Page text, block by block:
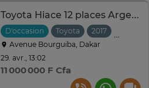
Toyota Hiace 12 places Argent avec galerie toit
D'occasion Toyota 2017
Avenue Bourguiba, Dakar
29. avr., 13:02
11 000 000 F Cfa